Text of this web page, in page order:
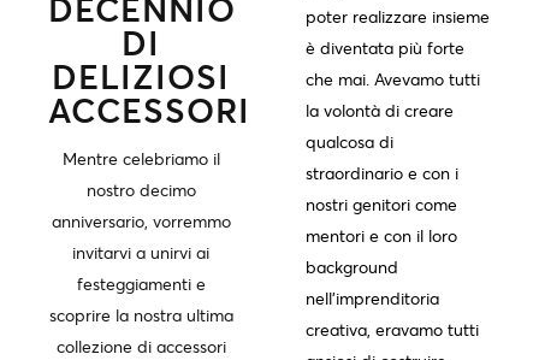
DECENNIO
DI
DELIZIOSI
ACCESSORI
Mentre celebriamo il
nostro decimo
anniversario, vorremmo
invitarvi a unirvi ai
festeggiamenti e
scoprire la nostra ultima
collezione di accessori
poter realizzare insieme
è diventata più forte
che mai. Avevamo tutti
la volontà di creare
qualcosa di
straordinario e con i
nostri genitori come
mentori e con il loro
background
nell'imprenditoria
creativa, eravamo tutti